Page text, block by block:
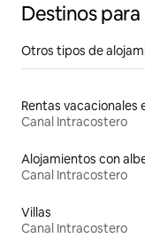
Destinos
Otros tipos de
Canal Intracostero
Alojamientos con
Canal Intracostero
Villas
Canal Intracostero